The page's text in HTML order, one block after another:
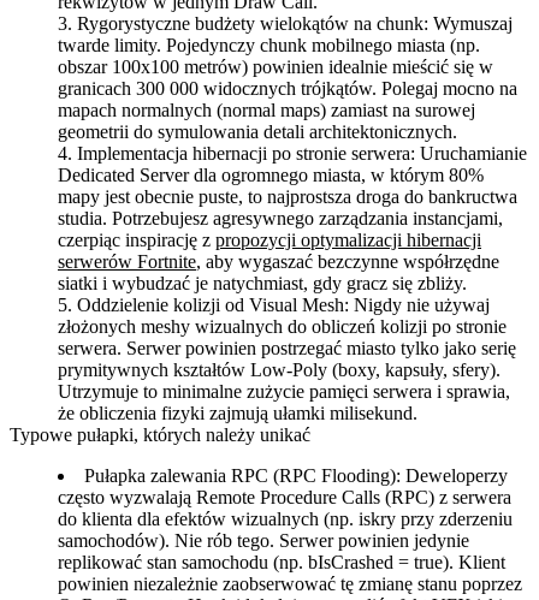
Rygorystyczne budżety wielokątów na chunk: Wymuszaj
twarde limity. Pojedynczy chunk mobilnego miasta (np.
obszar 100x100 metrów) powinien idealnie mieścić się w
granicach 300 000 widocznych trójkątów. Polegaj mocno na
mapach normalnych (normal maps) zamiast na surowej
geometrii do symulowania detali architektonicznych.
Implementacja hibernacji po stronie serwera: Uruchamianie
Dedicated Server dla ogromnego miasta, w którym 80%
mapy jest obecnie puste, to najprostsza droga do bankructwa
studia. Potrzebujesz agresywnego zarządzania instancjami,
czerpiąc inspirację z propozycji optymalizacji hibernacji
serwerów Fortnite, aby wygaszać bezczynne współrzędne
siatki i wybudzać je natychmiast, gdy gracz się zbliży.
Oddzielenie kolizji od Visual Mesh: Nigdy nie używaj
złożonych meshy wizualnych do obliczeń kolizji po stronie
serwera. Serwer powinien postrzegać miasto tylko jako serię
prymitywnych kształtów Low-Poly (boxy, kapsuły, sfery).
Utrzymuje to minimalne zużycie pamięci serwera i sprawia,
że obliczenia fizyki zajmują ułamki milisekund.
Typowe pułapki, których należy unikać
Pułapka zalewania RPC (RPC Flooding): Deweloperzy
często wyzwalają Remote Procedure Calls (RPC) z serwera
do klienta dla efektów wizualnych (np. iskry przy zderzeniu
samochodów). Nie rób tego. Serwer powinien jedynie
replikować stan samochodu (np. bIsCrashed = true). Klient
powinien niezależnie zaobserwować tę zmianę stanu poprzez